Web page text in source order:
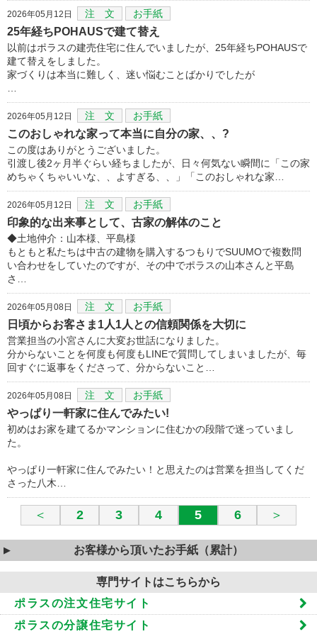
2026年05月12日 注 文 お手紙
25年経ちPOHAUSで建て替え
以前はポラスの建売住宅に住んでいましたが、25年経ちPOHAUSで
建て替えをしました。
家づくりは本当に難しく、迷い悩むことばかりでしたが
2026年05月12日 注 文 お手紙
このおしゃれな家って本当に自分の家、、?
この度はありがとうございました。
引渡し後2ヶ月半ぐらい経ちましたが、日々何気ない瞬間に「この家
めちゃくちゃいいな、、よすぎる、、」「このおしゃれな家…
2026年05月12日 注 文 お手紙
印象的な出来事として、古家の解体のこと
◆土地仲介：山本様、平島様
もともと私たちは中古の建物を購入するつもりでSUUMOで複数問
い合わせをしていたのですが、その中でポラスの山本さんと平島
さ…
2026年05月08日 注 文 お手紙
日頃からお客さま1人1人との信頼関係を大切に
営業担当の小宮さんに大変お世話になりました。
分からないことを何度も何度もLINEで質問してしまいましたが、毎
回すぐに返事をくださって、分からないこと…
2026年05月08日 注 文 お手紙
やっぱり一軒家に住んでみたい!
初めはお家を建てるかマンションに住むかの段階で迷っていまし
た。
やっぱり一軒家に住んでみたい！と思えたのは営業を担当してくだ
さった八木…
＜ 2 3 4 5 6 ＞
お客様から頂いたお手紙（累計）
専門サイトはこちらから
ポラスの注文住宅サイト
ポラスの分譲住宅サイト